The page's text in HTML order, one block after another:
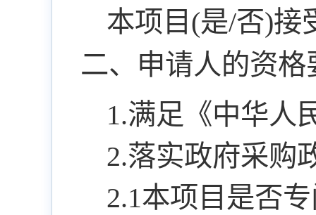
本项目(是/否)接
二、申请人的资格
1.满足《中华人
2.落实政府采购
2.1本项目是否